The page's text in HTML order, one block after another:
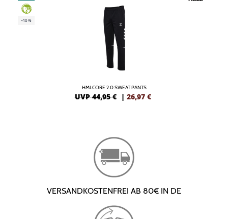
GREEN
-40%
HMLCORE 2.0 SWEAT PANTS
UVP 44,95 € | 26,97 €
VERSANDKOSTENFREI AB 80€ IN DE